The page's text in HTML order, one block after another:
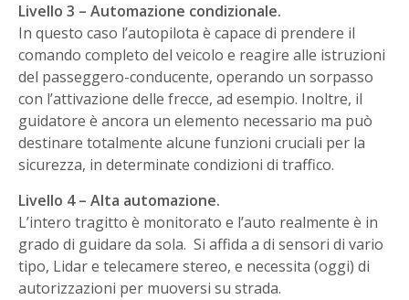
Livello 3 – Automazione condizionale.
In questo caso l’autopilota è capace di prendere il
comando completo del veicolo e reagire alle istruzioni
del passeggero-conducente, operando un sorpasso
con l’attivazione delle frecce, ad esempio. Inoltre, il
guidatore è ancora un elemento necessario ma può
destinare totalmente alcune funzioni cruciali per la
sicurezza, in determinate condizioni di traffico.
Livello 4 – Alta automazione.
L’intero tragitto è monitorato e l’auto realmente è in
grado di guidare da sola. Si affida a di sensori di vario
tipo, Lidar e telecamere stereo, e necessita (oggi) di
autorizzazioni per muoversi su strada.